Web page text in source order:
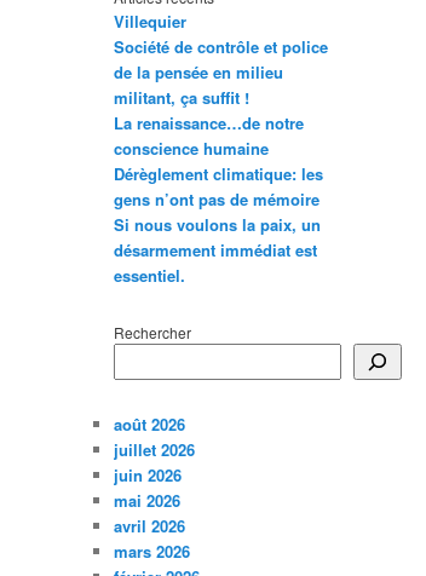
Villequier
Société de contrôle et police
de la pensée en milieu
militant, ça suffit !
La renaissance…de notre
conscience humaine
Dérèglement climatique: les
gens n’ont pas de mémoire
Si nous voulons la paix, un
désarmement immédiat est
essentiel.
Rechercher
août 2026
juillet 2026
juin 2026
mai 2026
avril 2026
mars 2026